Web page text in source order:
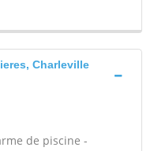
Charleville
de piscine -